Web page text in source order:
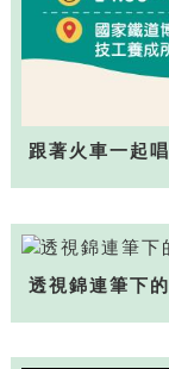
跟著火車一起
透視錦連筆下